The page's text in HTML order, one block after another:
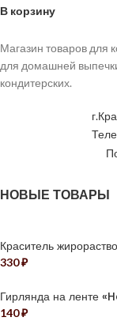
В корзину
Магазин товаров для
для домашней
кондитерских.
НОВЫЕ ТОВАРЫ
Краситель
330₽
Гирлянда на ленте
140₽